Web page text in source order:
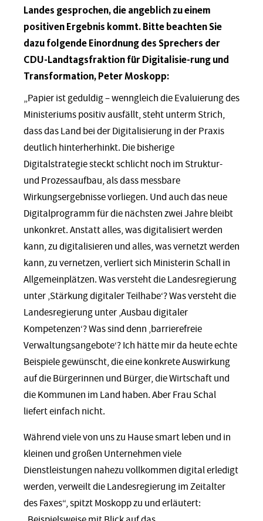
Landes gesprochen, die angeblich zu einem
positiven Ergebnis kommt. Bitte beachten Sie
dazu folgende Einordnung des Sprechers der
CDU-Landtagsfraktion für Digitalisie-rung und
Transformation, Peter Moskopp:
„Papier ist geduldig – wenngleich die Evaluierung des
Ministeriums positiv ausfällt, steht unterm Strich,
dass das Land bei der Digitalisierung in der Praxis
deutlich hinterherhinkt. Die bisherige
Digitalstrategie steckt schlicht noch im Struktur-
und Prozessaufbau, als dass messbare
Wirkungsergebnisse vorliegen. Und auch das neue
Digitalprogramm für die nächsten zwei Jahre bleibt
unkonkret. Anstatt alles, was digitalisiert werden
kann, zu digitalisieren und alles, was vernetzt werden
kann, zu vernetzen, verliert sich Ministerin Schall in
Allgemeinplätzen. Was versteht die Landesregierung
unter ‚Stärkung digitaler Teilhabe‘? Was versteht die
Landesregierung unter ‚Ausbau digitaler
Kompetenzen‘? Was sind denn ‚barrierefreie
Verwaltungsangebote‘? Ich hätte mir da heute echte
Beispiele gewünscht, die eine konkrete Auswirkung
auf die Bürgerinnen und Bürger, die Wirtschaft und
die Kommunen im Land haben. Aber Frau Schal
liefert einfach nicht.
Während viele von uns zu Hause smart leben und in
kleinen und großen Unternehmen viele
Dienstleistungen nahezu vollkommen digital erledigt
werden, verweilt die Landesregierung im Zeitalter
des Faxes“, spitzt Moskopp zu und erläutert: